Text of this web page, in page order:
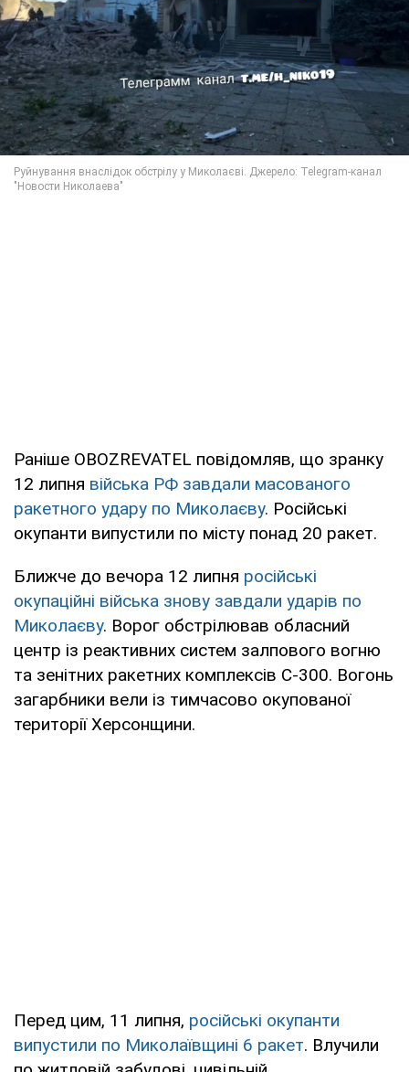
Раніше OBOZREVATEL повідомляв, що зранку
12 липня війська РФ завдали масованого
ракетного удару по Миколаєву. Російські
окупанти випустили по місту понад 20 ракет.
Ближче до вечора 12 липня російські
окупаційні війська знову завдали ударів по
Миколаєву. Ворог обстрілював обласний
центр із реактивних систем залпового вогню
та зенітних ракетних комплексів С-300. Вогонь
загарбники вели із тимчасово окупованої
території Херсонщини.
Перед цим, 11 липня, російські окупанти
випустили по Миколаївщині 6 ракет. Влучили